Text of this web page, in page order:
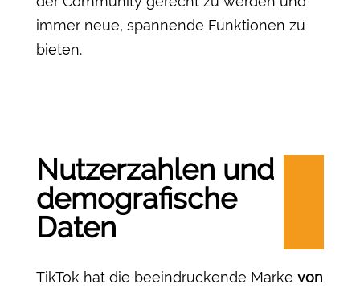
immer neue, spannende Funktionen zu
bieten.
Nutzerzahlen und
demografische
Daten
TikTok hat die beeindruckende Marke von